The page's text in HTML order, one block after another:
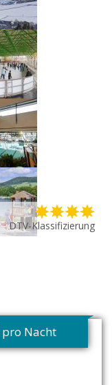
DTV-Klassifizierung
pro Nacht